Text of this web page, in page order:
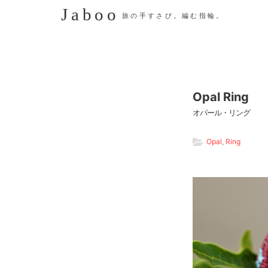
Jaboo 旅の手すさび。編む指輪。
Opal Ring
オパール・リング
Opal, Ring